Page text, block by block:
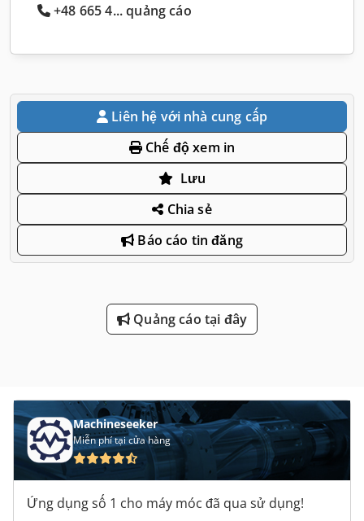
+48 665 4... quảng cáo
Liên hệ với nhà cung cấp
Chế độ xem in
Lưu
Chia sẻ
Báo cáo tin đăng
Quảng cáo tại đây
Machineseeker
Miễn phí tại cửa hàng
Ứng dụng số 1 cho máy móc đã qua sử dụng!